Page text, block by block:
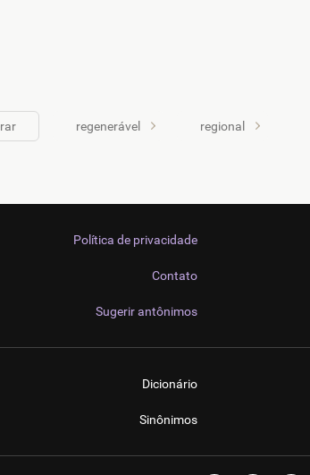
regenerável regional
Política de privacidade
Contato
Sugerir antônimos
Dicionário
Sinônimos